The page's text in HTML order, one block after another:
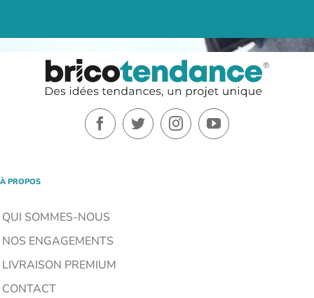
À PROPOS
QUI SOMMES-NOUS
NOS ENGAGEMENTS
LIVRAISON PREMIUM
CONTACT